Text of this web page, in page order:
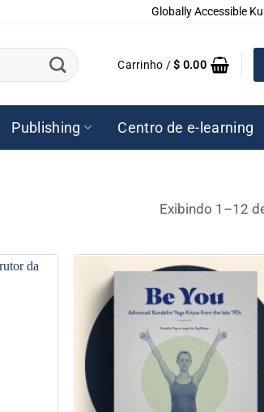
Globally Accessible
Carrinho /$ 0.00
Publishing Centro de e-learning
Exibindo 1–12